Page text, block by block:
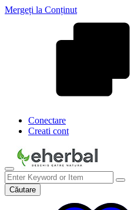
Mergeți la Conținut
Conectare
Creati cont
Căutare